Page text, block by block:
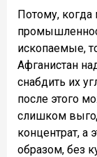
Потому, когда
ископаемые,
Афганистан
снабдить их
после этого
слишком
концентрат, а
образом, без